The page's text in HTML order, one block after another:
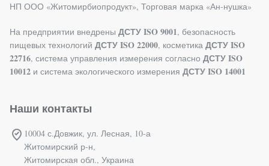
НП ООО «Житомирбиопродукт», Торговая марка «Ан-нушка»
На предприятии внедрены ДСТУ ISO 9001, безопасность
пищевых технологий ДСТУ ISO 22000, косметика ДСТУ ISO
22716, система управления измерения согласно ДСТУ ISO
10012 и система экологического измерения ДСТУ ISO 14001
Наши контакты
10004 с.Довжик, ул. Лесная, 10-а
Житомирский р-н,
Житомирская обл., Украина